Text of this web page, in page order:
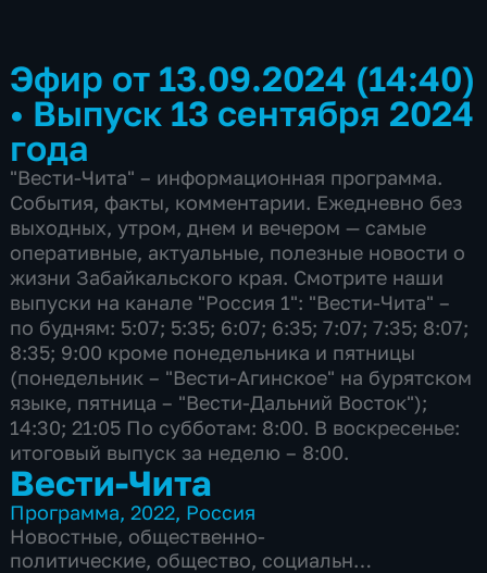
Эфир от 13.09.2024 (14:40)
• Выпуск 13 сентября 2024
года
"Вести-Чита" – информационная программа.
События, факты, комментарии. Ежедневно без
выходных, утром, днем и вечером — самые
оперативные, актуальные, полезные новости о
жизни Забайкальского края. Смотрите наши
выпуски на канале "Россия 1": "Вести-Чита" –
по будням: 5:07; 5:35; 6:07; 6:35; 7:07; 7:35; 8:07;
8:35; 9:00 кроме понедельника и пятницы
(понедельник – "Вести-Агинское" на бурятском
языке, пятница – "Вести-Дальний Восток");
14:30; 21:05 По субботам: 8:00. В воскресенье:
итоговый выпуск за неделю – 8:00.
Вести-Чита
Программа,2022, Россия
Новостные, общественно-
политические, общество, социально-